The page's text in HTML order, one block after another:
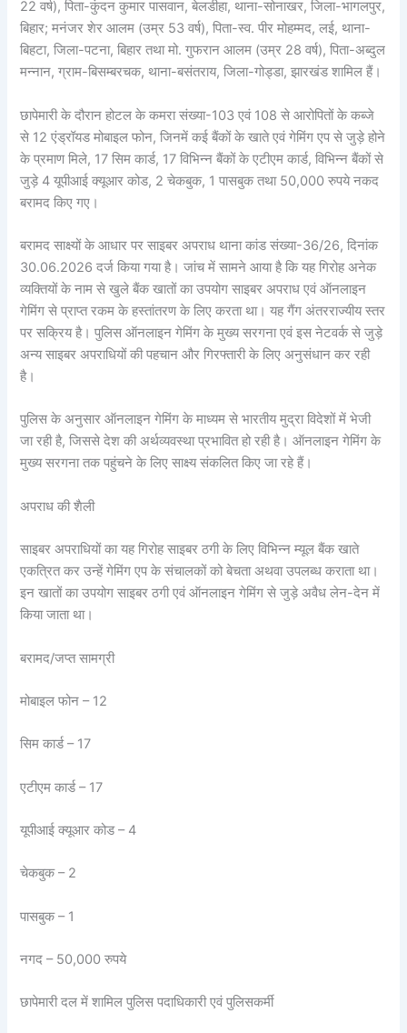
22 वर्ष), पिता-कुंदन कुमार पासवान, बेलडीहा, थाना-सोनाखर, जिला-भागलपुर,
बिहार; मनंजर शेर आलम (उम्र 53 वर्ष), पिता-स्व. पीर मोहम्मद, लई, थाना-
बिहटा, जिला-पटना, बिहार तथा मो. गुफरान आलम (उम्र 28 वर्ष), पिता-अब्दुल
मन्नान, ग्राम-बिसम्बरचक, थाना-बसंतराय, जिला-गोड्डा, झारखंड शामिल हैं।
छापेमारी के दौरान होटल के कमरा संख्या-103 एवं 108 से आरोपितों के कब्जे
से 12 एंड्रॉयड मोबाइल फोन, जिनमें कई बैंकों के खाते एवं गेमिंग एप से जुड़े होने
के प्रमाण मिले, 17 सिम कार्ड, 17 विभिन्न बैंकों के एटीएम कार्ड, विभिन्न बैंकों से
जुड़े 4 यूपीआई क्यूआर कोड, 2 चेकबुक, 1 पासबुक तथा 50,000 रुपये नकद
बरामद किए गए।
बरामद साक्ष्यों के आधार पर साइबर अपराध थाना कांड संख्या-36/26, दिनांक
30.06.2026 दर्ज किया गया है। जांच में सामने आया है कि यह गिरोह अनेक
व्यक्तियों के नाम से खुले बैंक खातों का उपयोग साइबर अपराध एवं ऑनलाइन
गेमिंग से प्राप्त रकम के हस्तांतरण के लिए करता था। यह गैंग अंतरराज्यीय स्तर
पर सक्रिय है। पुलिस ऑनलाइन गेमिंग के मुख्य सरगना एवं इस नेटवर्क से जुड़े
अन्य साइबर अपराधियों की पहचान और गिरफ्तारी के लिए अनुसंधान कर रही
है।
पुलिस के अनुसार ऑनलाइन गेमिंग के माध्यम से भारतीय मुद्रा विदेशों में भेजी
जा रही है, जिससे देश की अर्थव्यवस्था प्रभावित हो रही है। ऑनलाइन गेमिंग के
मुख्य सरगना तक पहुंचने के लिए साक्ष्य संकलित किए जा रहे हैं।
अपराध की शैली
साइबर अपराधियों का यह गिरोह साइबर ठगी के लिए विभिन्न म्यूल बैंक खाते
एकत्रित कर उन्हें गेमिंग एप के संचालकों को बेचता अथवा उपलब्ध कराता था।
इन खातों का उपयोग साइबर ठगी एवं ऑनलाइन गेमिंग से जुड़े अवैध लेन-देन में
किया जाता था।
बरामद/जप्त सामग्री
मोबाइल फोन – 12
सिम कार्ड – 17
एटीएम कार्ड – 17
यूपीआई क्यूआर कोड – 4
चेकबुक – 2
पासबुक – 1
नगद – 50,000 रुपये
छापेमारी दल में शामिल पुलिस पदाधिकारी एवं पुलिसकर्मी